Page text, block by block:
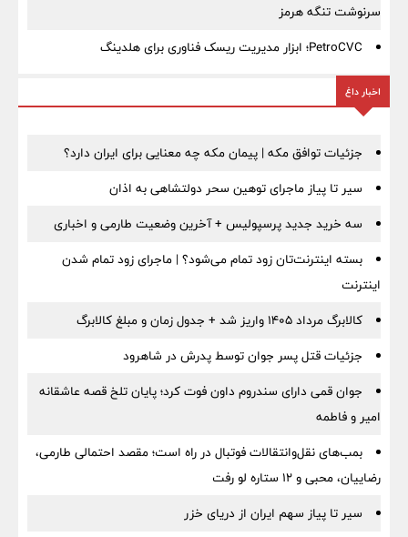
سرنوشت تنگه هرمز
PetroCVC؛ ابزار مدیریت ریسک فناوری برای هلدینگ
اخبار داغ
جزئیات توافق مکه | پیمان مکه چه معنایی برای ایران دارد؟
سیر تا پیاز ماجرای توهین سحر دولتشاهی به اذان
سه خرید جدید پرسپولیس + آخرین وضعیت طارمی و اخباری
بسته اینترنت‌تان زود تمام می‌شود؟ | ماجرای زود تمام شدن
اینترنت
کالابرگ مرداد ۱۴۰۵ واریز شد + جدول زمان و مبلغ کالابرگ
جزئیات قتل پسر جوان توسط پدرش در شاهرود
جوان قمی دارای سندروم داون فوت کرد؛ پایان تلخ قصه عاشقانه
امیر و فاطمه
بمب‌های نقل‌وانتقالات فوتبال در راه است؛ مقصد احتمالی طارمی،
رضاییان، محبی و ۱۲ ستاره لو رفت
سیر تا پیاز سهم ایران از دریای خزر